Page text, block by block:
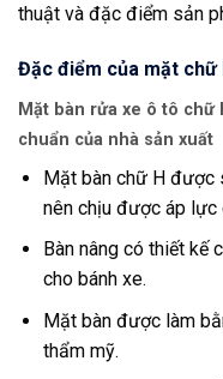
thuật và đặc điểm sản
Đặc điểm của mặt chữ
Mặt bàn rửa xe ô tô
chuẩn của nhà sản xuất
Mặt bàn chữ H được
nên chịu được áp lực
Bàn nâng có thiết kế
cho bánh xe.
Mặt bàn được làm
thẩm mỹ.